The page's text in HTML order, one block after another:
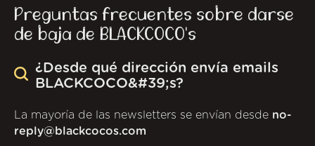
Preguntas frecuentes sobre darse
de baja de BLACKCOCO's
¿Desde qué dirección envía emails
BLACKCOCO&#39;s?
La mayoría de las newsletters se envían desde no-
reply@blackcocos.com